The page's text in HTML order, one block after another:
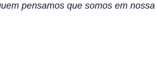
pensamos que somos em nossa